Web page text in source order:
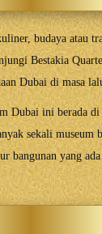
budaya atau
Bestakia
Dubai di masa
Dubai ini berada
sekali museum
bangunan yang